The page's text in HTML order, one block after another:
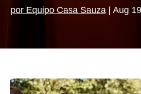
por Equipo Casa Sauza| Aug